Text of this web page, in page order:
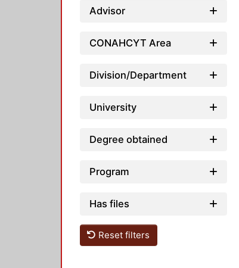
Advisor
CONAHCYT Area
Division/Department
University
Degree obtained
Program
Has files
Reset filters